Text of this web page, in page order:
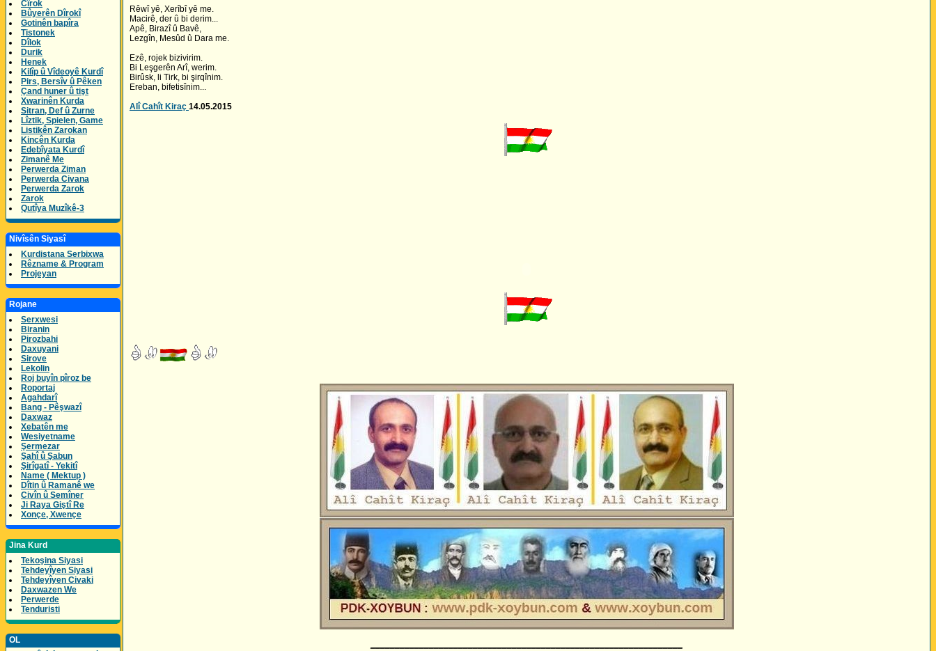
Cîrok
Bûyerên Dîrokî
Gotinên bapîra
Tistonek
Dîlok
Durik
Henek
Kilîp û Vîdeoyê Kurdî
Pirs, Bersîv û Pêken
Çand huner û tişt
Xwarinên Kurda
Sitran, Def û Zurne
Lîztik, Spielen, Game
Listikên Zarokan
Kincên Kurda
Edebîyata Kurdî
Zimanê Me
Perwerda Ziman
Perwerda Civana
Perwerda Zarok
Zarok
Qutîya Muzîkê-3
Nivîsên Siyasî
Kurdistana Serbixwa
Rêzname & Program
Projeyan
Rojane
Serxwesi
Biranin
Pirozbahi
Daxuyani
Sirove
Lekolin
Roj buyîn pîroz be
Roportaj
Agahdarî
Bang - Pêşwazî
Daxwaz
Xebatên me
Wesiyetname
Şermezar
Şahî û Şabun
Şirîgatî - Yekitî
Name ( Mektup )
Dîtin û Ramanê we
Civîn û Semîner
Ji Raya Giştî Re
Xonçe, Xwençe
Jina Kurd
Tekoşina Siyasi
Tehdeyîyen Siyasi
Tehdeyîyen Civaki
Daxwazen We
Perwerde
Tenduristi
OL
Rêwî yê, Xerîbî yê me.
Macirê, der û bi derim...
Apê, Birazî û Bavê,
Lezgîn, Mesûd û Dara me.
Ezê, rojek bizivirim.
Bi Leşgerên Arî, werim.
Birûsk, li Tirk, bi şirqînim.
Ereban, bifetisînim...
Alî Cahît Kiraç 14.05.2015